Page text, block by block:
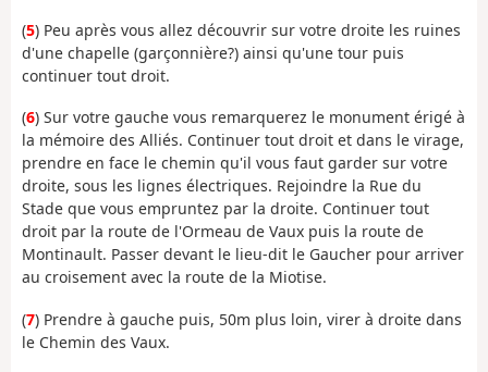
(5) Peu après vous allez découvrir sur votre droite les ruines
d'une chapelle (garçonnière?) ainsi qu'une tour puis
continuer tout droit.
(6) Sur votre gauche vous remarquerez le monument érigé à
la mémoire des Alliés. Continuer tout droit et dans le virage,
prendre en face le chemin qu'il vous faut garder sur votre
droite, sous les lignes électriques. Rejoindre la Rue du
Stade que vous empruntez par la droite. Continuer tout
droit par la route de l'Ormeau de Vaux puis la route de
Montinault. Passer devant le lieu-dit le Gaucher pour arriver
au croisement avec la route de la Miotise.
(7) Prendre à gauche puis, 50m plus loin, virer à droite dans
le Chemin des Vaux.